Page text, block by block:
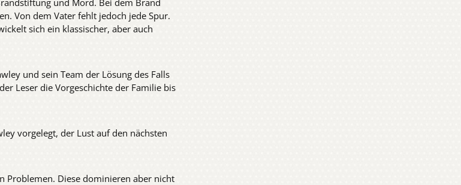
und Mord. Bei dem Brand
Von dem Vater fehlt jedoch jede Spur.
sich ein klassischer, aber auch
und sein Team der Lösung des Falls
Leser die Vorgeschichte der Familie bis
vorgelegt, der Lust auf den nächsten
Problemen. Diese dominieren aber nicht